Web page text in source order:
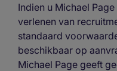
Indien u Michael
verlenen van
standaard
beschikbaar op
Michael Page geeft